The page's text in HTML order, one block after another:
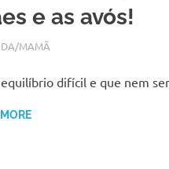
e as avós!
15, 2018
MAMÃ
equilíbrio difícil e que nem